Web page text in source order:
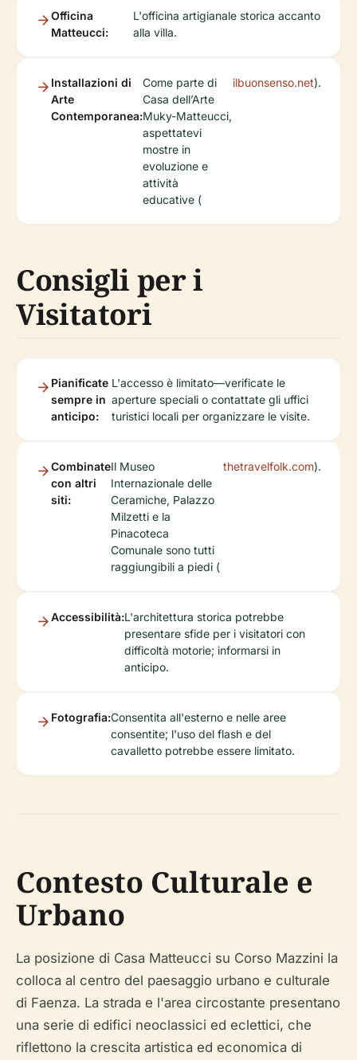
Officina
Matteucci:
L'officina artigianale storica accanto
alla villa.
Installazioni di
Arte
Contemporanea:
Come parte di
Casa dell’Arte
Muky-Matteucci,
aspettatevi
mostre in
evoluzione e
attività
educative (
ilbuonsenso.net).
Consigli per i
Visitatori
Pianificate
sempre in
anticipo:
L'accesso è limitato—verificate le
aperture speciali o contattate gli uffici
turistici locali per organizzare le visite.
Combinate
con altri
siti:
Il Museo
Internazionale delle
Ceramiche, Palazzo
Milzetti e la
Pinacoteca
Comunale sono tutti
raggiungibili a piedi (
thetravelfolk.com).
Accessibilità:L'architettura storica potrebbe
presentare sfide per i visitatori con
difficoltà motorie; informarsi in
anticipo.
Fotografia:Consentita all'esterno e nelle aree
consentite; l'uso del flash e del
cavalletto potrebbe essere limitato.
Contesto Culturale e
Urbano
La posizione di Casa Matteucci su Corso Mazzini la
colloca al centro del paesaggio urbano e culturale
di Faenza. La strada e l'area circostante presentano
una serie di edifici neoclassici ed eclettici, che
riflettono la crescita artistica ed economica di